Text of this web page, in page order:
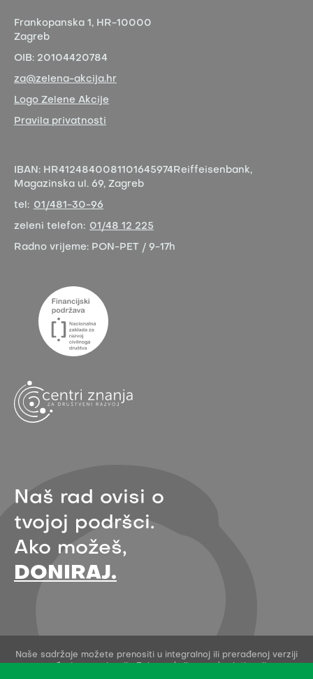
Frankopanska 1, HR-10000
Zagreb
OIB: 20104420784
za@zelena-akcija.hr
Logo Zelene Akcije
Pravila privatnosti
IBAN: HR4124840081101645974 Reiffeisenbank,
Magazinska ul. 69, Zagreb
tel: 01/481-30-96
zeleni telefon: 01/48 12 225
Radno vrijeme: PON-PET / 9-17h
Naš rad ovisi o
tvojoj podršci.
Ako možeš,
DONIRAJ.
Naše sadržaje možete prenositi u integralnoj ili prerađenoj verziji